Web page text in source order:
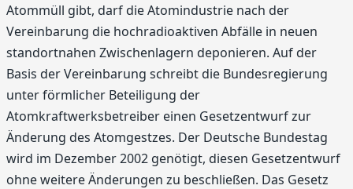
Atommüll gibt, darf die Atomindustrie nach der
Vereinbarung die hochradioaktiven Abfälle in neuen
standortnahen Zwischenlagern deponieren. Auf der
Basis der Vereinbarung schreibt die Bundesregierung
unter förmlicher Beteiligung der
Atomkraftwerksbetreiber einen Gesetzentwurf zur
Änderung des Atomgestzes. Der Deutsche Bundestag
wird im Dezember 2002 genötigt, diesen Gesetzentwurf
ohne weitere Änderungen zu beschließen. Das Gesetz